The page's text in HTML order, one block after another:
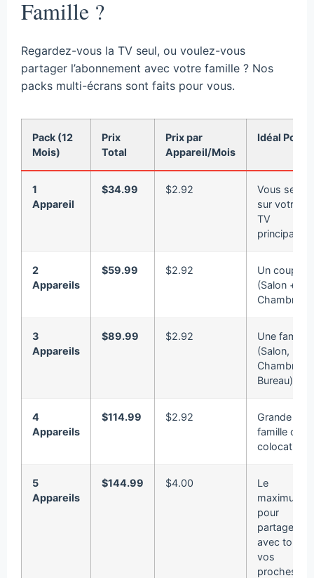
Famille ?
Regardez-vous la TV seul, ou voulez-vous
partager l’abonnement avec votre famille ? Nos
packs multi-écrans sont faits pour vous.
Pack (12
Mois)
Prix
Total
Prix par
Appareil/Mois
Idéal Pour
1
Appareil
$34.99 $2.92
Vous seul,
sur votre
TV
principale.
2
Appareils
$59.99 $2.92
Un couple
(Salon +
Chambre).
3
Appareils
$89.99 $2.92
Une famille
(Salon,
Chambre,
Bureau).
4
Appareils
$114.99 $2.92
Grande
famille ou
colocation.
5
Appareils
$144.99 $4.00
Le
maximum
pour
partager
avec tous
vos
proches.